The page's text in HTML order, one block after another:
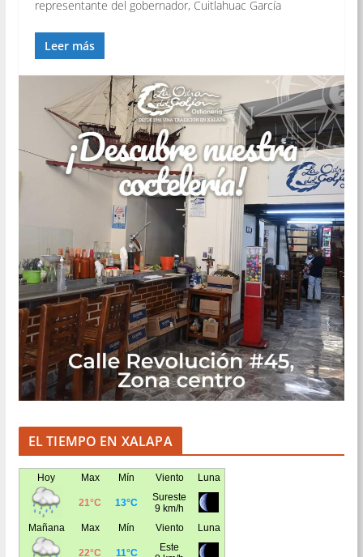
representante del gobernador, Cuitlahuac García
Leer más
EL TIEMPO EN XALAPA